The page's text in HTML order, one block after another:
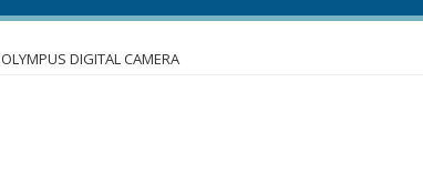
OLYMPUS DIGITAL CAMERA